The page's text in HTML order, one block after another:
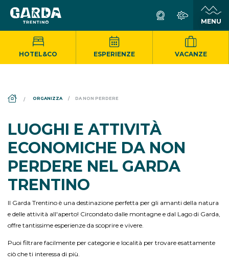
HOTEL&CO ESPERIENZE VACANZE
DS_BREADCRUMB.HOME
ORGANIZZA DA NON PERDERE
LUOGHI E ATTIVITÀ
ECONOMICHE DA NON
PERDERE NEL GARDA
TRENTINO
Il Garda Trentino è una destinazione perfetta per gli amanti della natura
e delle attività all'aperto! Circondato dalle montagne e dal Lago di Garda,
offre tantissime esperienze da scoprire e vivere.
Puoi filtrare facilmente per categorie e località per trovare esattamente
ciò che ti interessa di più.